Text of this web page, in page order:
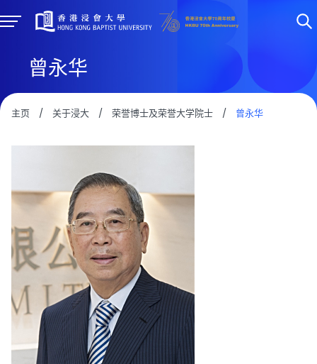
曾永华
主页 / 关于浸大 / 荣誉博士及荣誉大学院士 / 曾永华